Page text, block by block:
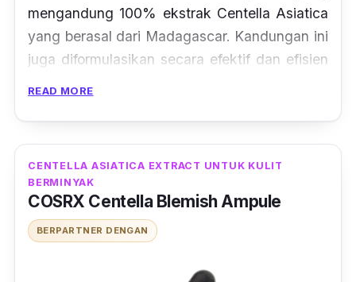
mengandung 100% ekstrak Centella Asiatica
yang berasal dari Madagascar. Kandungan ini
juga diformulasikan secara efektif dan efisien
READ MORE
CENTELLA ASIATICA EXTRACT UNTUK KULIT
BERMINYAK
COSRX Centella Blemish Ampule
BERPARTNER DENGAN